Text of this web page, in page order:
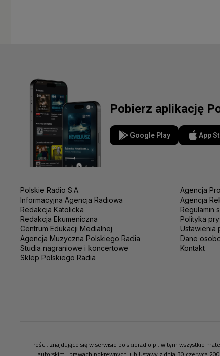
Pobierz aplikację
Google Play App
Polskie Radio S.A.
Informacyjna Agencja Radiowa
Redakcja Katolicka
Redakcja Ekumeniczna
Centrum Edukacji Medialnej
Agencja Muzyczna Polskiego Radia
Studia nagraniowe i koncertowe
Sklep Polskiego Radia
Agencja
Agencja
Regulamin
Polityka
Ustawienia
Dane
Kontakt
Treści, znajdujące się w serwisie polskieradio.pl, w tym wszystkie